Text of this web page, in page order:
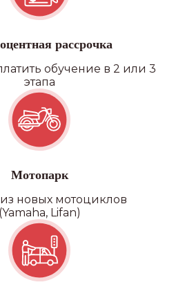
рассрочка
обучение в 2 или 3
этапа
Мотопарк
новых мотоциклов
(Yamaha, Lifan)
D